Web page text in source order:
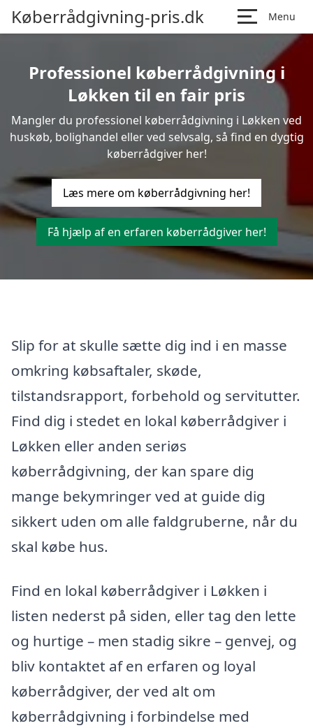
Køberrådgivning-pris.dk Menu
Professionel køberrådgivning i
Løkken til en fair pris
Mangler du professionel køberrådgivning i Løkken ved
huskøb, bolighandel eller ved selvsalg, så find en dygtig
køberrådgiver her!
Læs mere om køberrådgivning her!
Få hjælp af en erfaren køberrådgiver her!
Slip for at skulle sætte dig ind i en masse
omkring købsaftaler, skøde,
tilstandsrapport, forbehold og servitutter.
Find dig i stedet en lokal køberrådgiver i
Løkken eller anden seriøs
køberrådgivning, der kan spare dig
mange bekymringer ved at guide dig
sikkert uden om alle faldgruberne, når du
skal købe hus.
Find en lokal køberrådgiver i Løkken i
listen nederst på siden, eller tag den lette
og hurtige – men stadig sikre – genvej, og
bliv kontaktet af en erfaren og loyal
køberrådgiver, der ved alt om
køberrådgivning i forbindelse med